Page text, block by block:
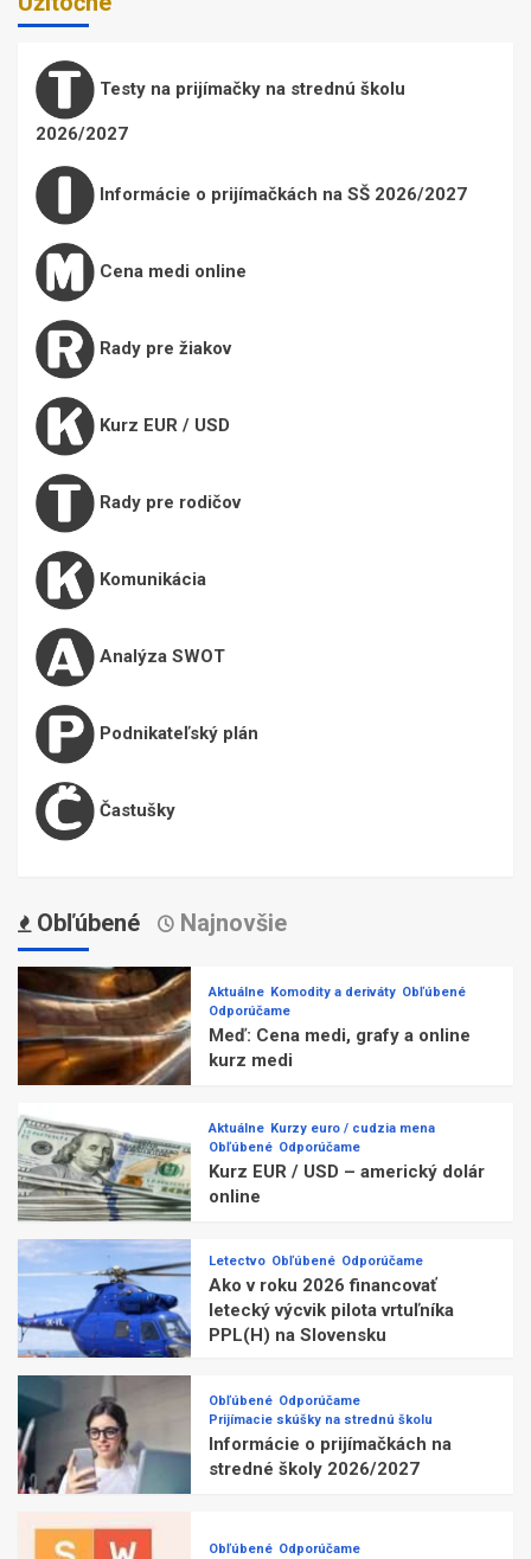
Testy na prijímačky na strednú školu
2026/2027
Informácie o prijímačkách na SŠ 2026/2027
Cena medi online
Rady pre žiakov
Kurz EUR / USD
Rady pre rodičov
Komunikácia
Analýza SWOT
Podnikateľský plán
Častušky
Obľúbené Najnovšie
Aktuálne Komodity a deriváty Obľúbené
Odporúčame
Meď: Cena medi, grafy a online
kurz medi
Aktuálne Kurzy euro / cudzia mena
Obľúbené Odporúčame
Kurz EUR / USD – americký dolár
online
Letectvo Obľúbené Odporúčame
Ako v roku 2026 financovať
letecký výcvik pilota vrtuľníka
PPL(H) na Slovensku
Obľúbené Odporúčame
Prijímacie skúšky na strednú školu
Informácie o prijímačkách na
stredné školy 2026/2027
Obľúbené Odporúčame